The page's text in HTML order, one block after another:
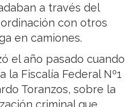
a través del
con otros
en camiones.
el año pasado cuando
la Fiscalía Federal Nº1
Toranzos, sobre la
criminal que